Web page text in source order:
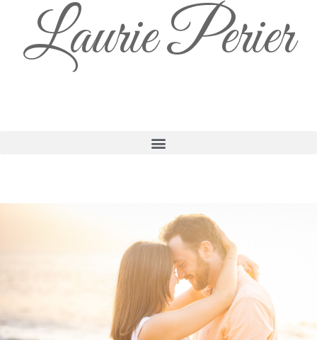
Laurie Perier